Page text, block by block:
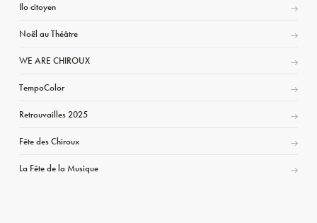
Ilo citoyen
Noël au Théâtre
WE ARE CHIROUX
TempoColor
Retrouvailles 2025
Fête des Chiroux
La Fête de la Musique